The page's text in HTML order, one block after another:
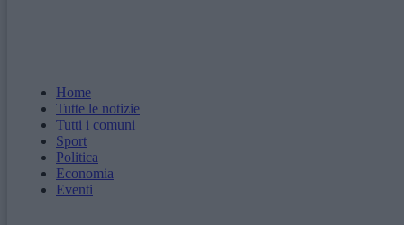
Home
Tutte le notizie
Tutti i comuni
Sport
Politica
Economia
Eventi